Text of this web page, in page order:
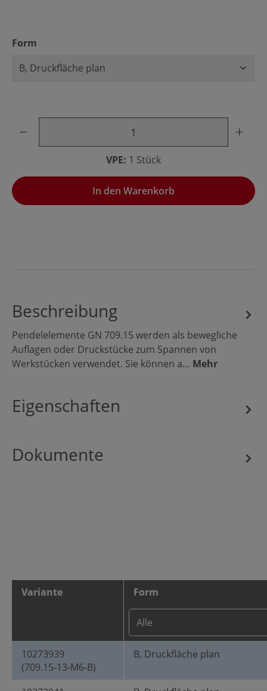
Form
VPE: 1 Stück
In den Warenkorb
Beschreibung
Pendelelemente GN 709.15 werden als bewegliche
Auflagen oder Druckstücke zum Spannen von
Werkstücken verwendet. Sie können a… Mehr
Eigenschaften
Dokumente
Variante Form
10273939
(709.15-13-M6-B)
B, Druckfläche plan